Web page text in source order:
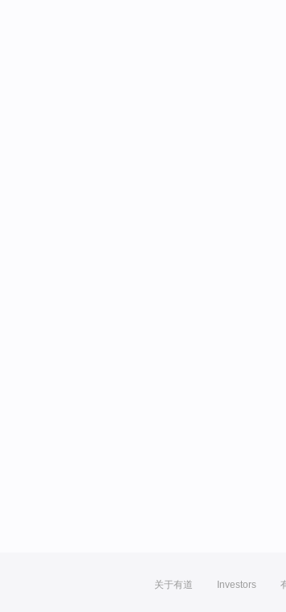
关于有道 Investors